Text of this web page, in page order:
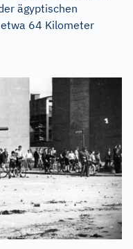
ägyptischen
64 Kilometer